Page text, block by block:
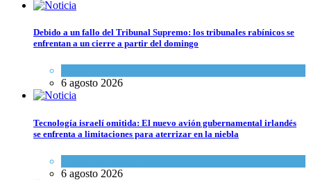
Debido a un fallo del Tribunal Supremo: los tribunales rabínicos se
enfrentan a un cierre a partir del domingo
6 agosto 2026
Tecnología israelí omitida: El nuevo avión gubernamental irlandés
se enfrenta a limitaciones para aterrizar en la niebla
6 agosto 2026